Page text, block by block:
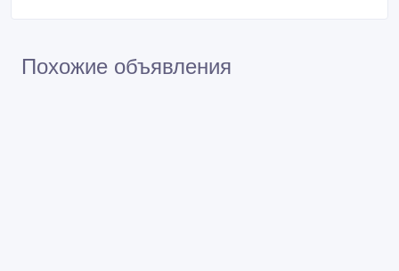
Похожие объявления